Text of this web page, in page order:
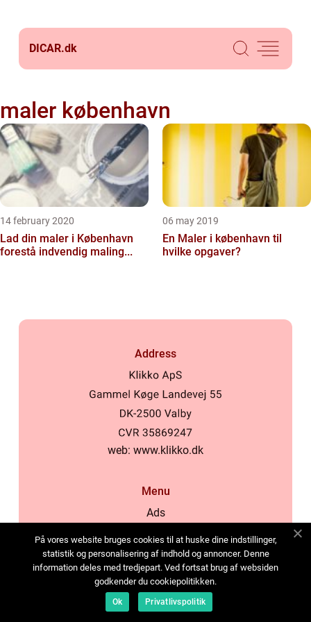
DICAR.dk
maler københavn
14 february 2020
Lad din maler i København
forestå indvendig maling...
06 may 2019
En Maler i københavn til
hvilke opgaver?
Address
web: www.klikko.dk
Menu
Ads
Cookies
Contact
Sitemap
På vores website bruges cookies til at huske dine indstillinger,
statistik og personalisering af indhold og annoncer. Denne
information deles med tredjepart. Ved fortsat brug af websiden
godkender du cookiepolitikken.
Ok Privatlivspolitik